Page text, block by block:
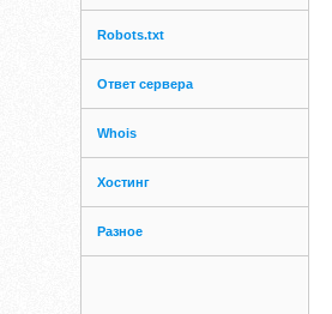
Robots.txt
Ответ сервера
Whois
Хостинг
Разное